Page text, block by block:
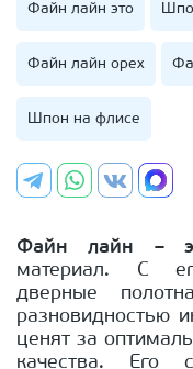
Файн лайн это
Файн лайн орех
Шпон на флисе
Файн лайн –
материал. С
дверные
разновидностью
ценят за
качества. Его